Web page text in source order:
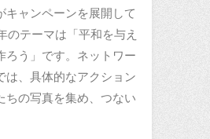
キャンペーンを展開して
のテーマは「平和を与え
ろう」です。ネットワー
は、具体的なアクション
ちの写真を集め、つない